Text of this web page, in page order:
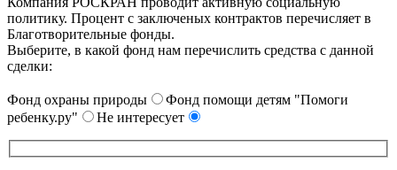
политику. Процент с заключеных контрактов перечисляет в
Благотворительные фонды.
Выберите, в какой фонд нам перечислить средства с данной
сделки:
Фонд охраны природы
Фонд помощи детям "Помоги
ребенку.ру"
Не интересует